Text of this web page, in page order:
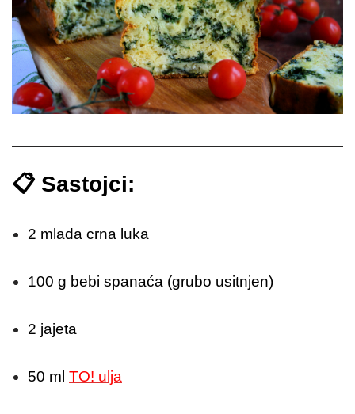
📋 Sastojci:
2 mlada crna luka
100 g bebi spanaća (grubo usitnjen)
2 jajeta
50 ml TO! ulja